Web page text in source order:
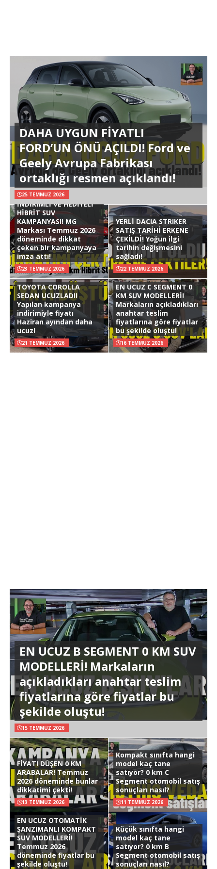
DAHA UYGUN FİYATLI
FORD’UN ÖNÜ AÇILDI! Ford ve
Geely Avrupa Fabrikası
ortaklığı resmen açıklandı!
25 TEMMUZ 2026
İNDİRİMLİ VE HEDİYELİ
HİBRİT SUV
KAMPANYASI! MG
Markası Temmuz 2026
döneminde dikkat
çeken bir kampanyaya
imza attı!
23 TEMMUZ 2026
YERLİ DACIA STRIKER
SATIŞ TARİHİ ERKENE
ÇEKİLDİ! Yoğun ilgi
tarihin değişmesini
sağladı!
22 TEMMUZ 2026
TOYOTA COROLLA
SEDAN UCUZLADI!
Yapılan kampanya
indirimiyle fiyatı
Haziran ayından daha
ucuz!
21 TEMMUZ 2026
EN UCUZ C SEGMENT 0
KM SUV MODELLERİ!
Markaların açıkladıkları
anahtar teslim
fiyatlarına göre fiyatlar
bu şekilde oluştu!
16 TEMMUZ 2026
EN UCUZ B SEGMENT 0 KM SUV
MODELLERİ! Markaların
açıkladıkları anahtar teslim
fiyatlarına göre fiyatlar bu
şekilde oluştu!
15 TEMMUZ 2026
FİYATI DÜŞEN 0 KM
ARABALAR! Temmuz
2026 döneminde bunlar
dikkatimi çekti!
13 TEMMUZ 2026
Kompakt sınıfta hangi
model kaç tane
satıyor? 0 km C
Segment otomobil satış
sonuçları nasıl?
11 TEMMUZ 2026
EN UCUZ OTOMATİK
ŞANZIMANLI KOMPAKT
SUV MODELLERİ!
Temmuz 2026
döneminde fiyatlar bu
şekilde oluştu!
Küçük sınıfta hangi
model kaç tane
satıyor? 0 km B
Segment otomobil satış
sonuçları nasıl?